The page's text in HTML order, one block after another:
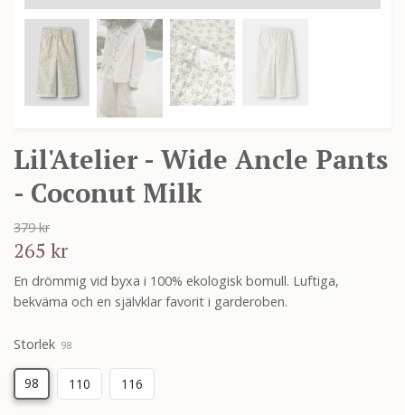
Lil'Atelier - Wide Ancle Pants
- Coconut Milk
379 kr
265 kr
En drömmig vid byxa i 100% ekologisk bomull. Luftiga,
bekväma och en självklar favorit i garderoben.
Storlek 98
98 110 116